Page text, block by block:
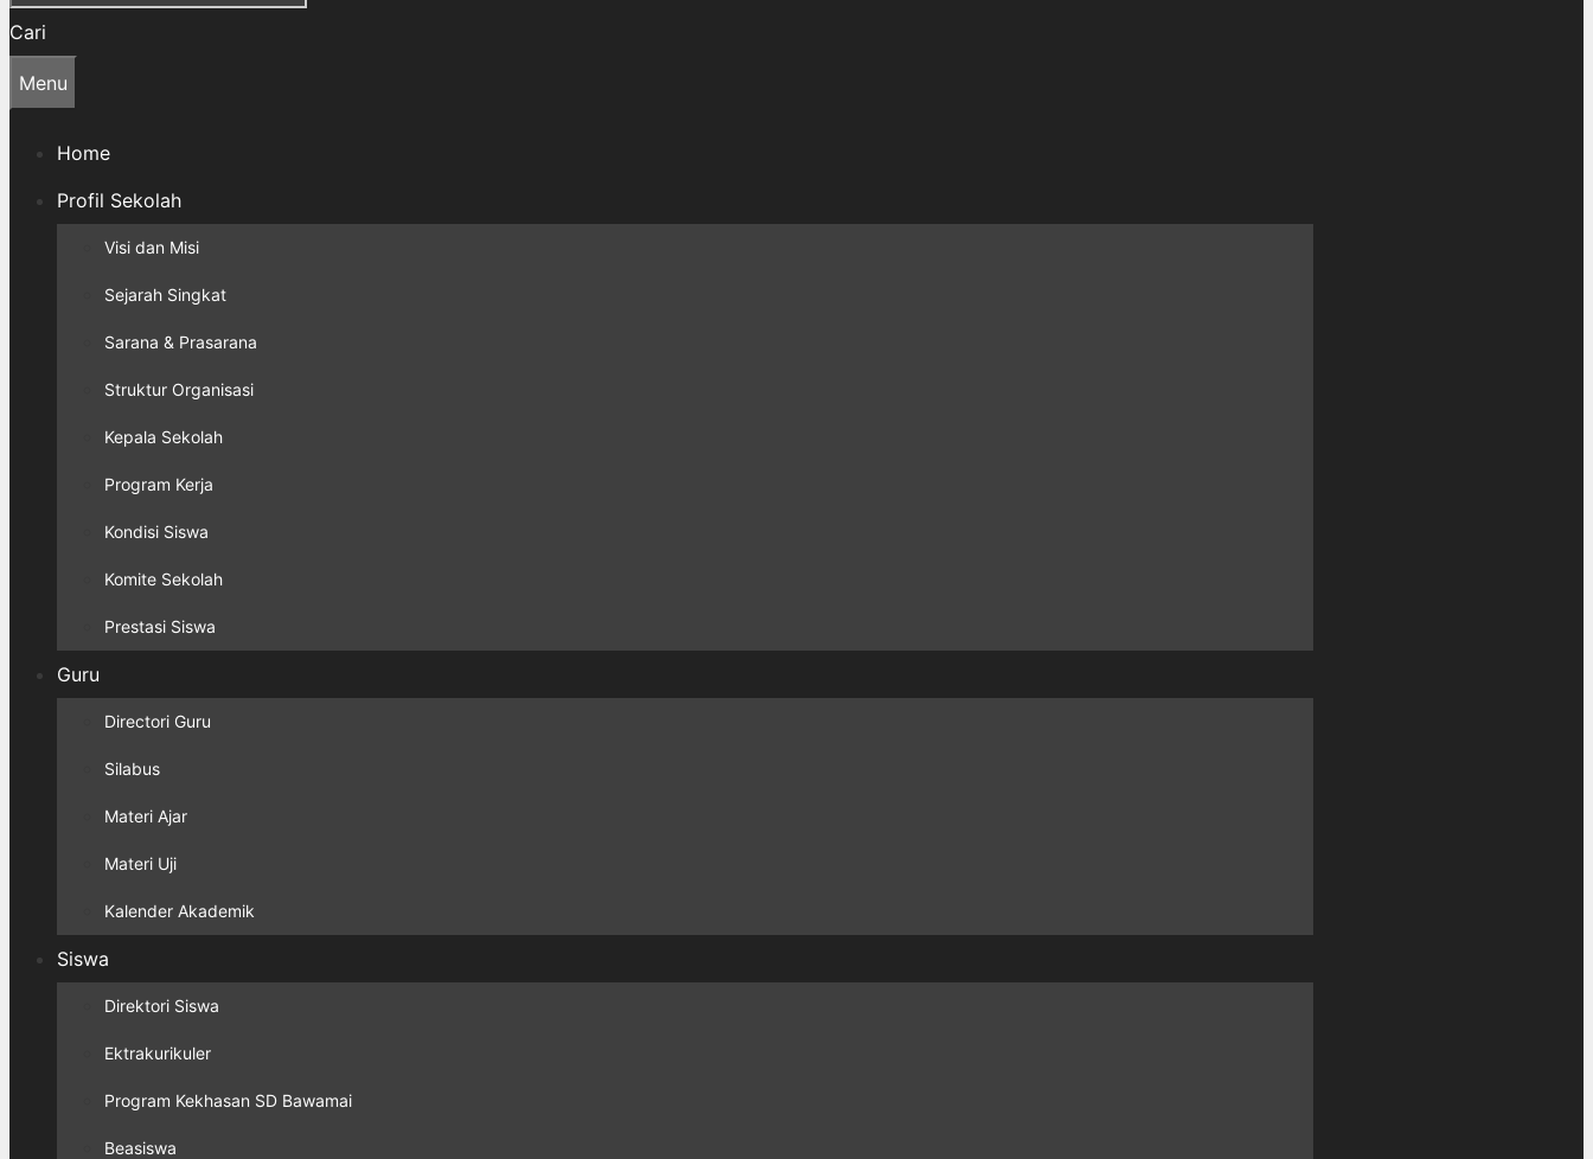
Cari
Menu
Home
Profil Sekolah
Visi dan Misi
Sejarah Singkat
Sarana & Prasarana
Struktur Organisasi
Kepala Sekolah
Program Kerja
Kondisi Siswa
Komite Sekolah
Prestasi Siswa
Guru
Directori Guru
Silabus
Materi Ajar
Materi Uji
Kalender Akademik
Siswa
Direktori Siswa
Ektrakurikuler
Program Kekhasan SD Bawamai
Beasiswa